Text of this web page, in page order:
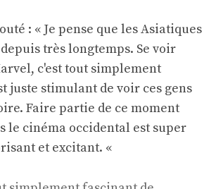
: « Je pense que les Asiatiques
très longtemps. Se voir
c'est tout simplement
juste stimulant de voir ces gens
Faire partie de ce moment
le cinéma occidental est super
et excitant. «